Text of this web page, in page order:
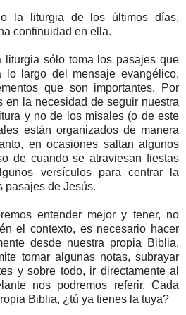
la liturgia de los últimos días,
continuidad en ella.
liturgia sólo toma los pasajes que
lo largo del mensaje evangélico,
que son importantes. Por
en la necesidad de seguir nuestra
y no de los misales (o de este
están organizados de manera
en ocasiones saltan algunos
de cuando se atraviesan fiestas
versículos para centrar la
pasajes de Jesús.
entender mejor y tener, no
el contexto, es necesario hacer
desde nuestra propia Biblia.
tomar algunas notas, subrayar
y sobre todo, ir directamente al
nos podremos referir. Cada
Biblia, ¿tú ya tienes la tuya?